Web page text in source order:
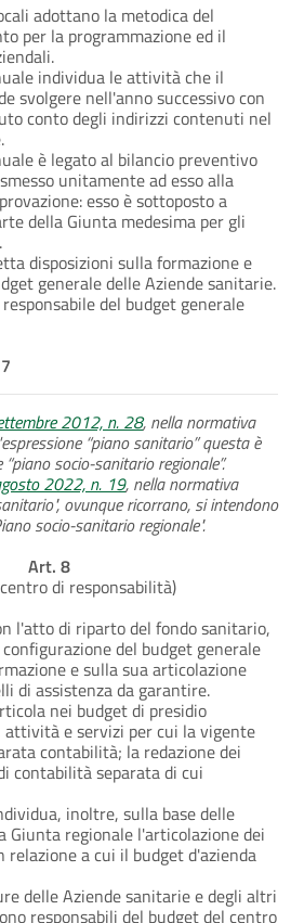
adottano la metodica del
per la programmazione ed il
individua le attività che il
svolgere nell'anno successivo con
conto degli indirizzi contenuti nel
è legato al bilancio preventivo
unitamente ad esso alla
esso è sottoposto a
della Giunta medesima per gli
disposizioni sulla formazione e
generale delle Aziende sanitarie.
del budget generale
2012, n. 28, nella normativa
“piano sanitario” questa è
socio-sanitario regionale”.
2022, n. 19, nella normativa
ovunque ricorrano, si intendono
socio-sanitario regionale".
Art. 8
di responsabilità)
l'atto di riparto del fondo sanitario,
del budget generale
e sulla sua articolazione
di assistenza da garantire.
nei budget di presidio
e servizi per cui la vigente
contabilità; la redazione dei
contabilità separata di cui
inoltre, sulla base delle
Giunta regionale l'articolazione dei
a cui il budget d'azienda
delle Aziende sanitarie e degli altri
responsabili del budget del centro